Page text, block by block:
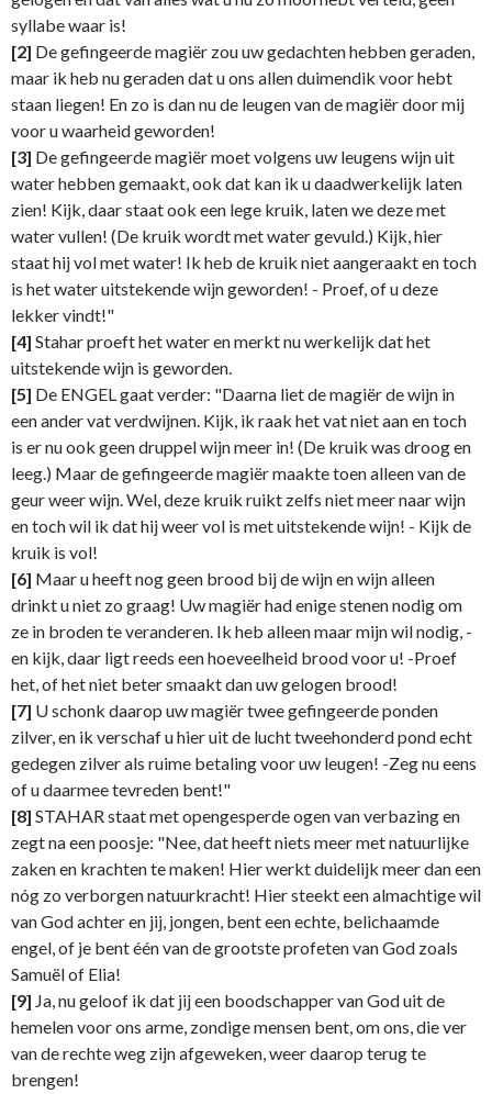
syllabe waar is!
[2] De gefingeerde magiër zou uw gedachten hebben geraden,
maar ik heb nu geraden dat u ons allen duimendik voor hebt
staan liegen! En zo is dan nu de leugen van de magiër door mij
voor u waarheid geworden!
[3] De gefingeerde magiër moet volgens uw leugens wijn uit
water hebben gemaakt, ook dat kan ik u daadwerkelijk laten
zien! Kijk, daar staat ook een lege kruik, laten we deze met
water vullen! (De kruik wordt met water gevuld.) Kijk, hier
staat hij vol met water! Ik heb de kruik niet aangeraakt en toch
is het water uitstekende wijn geworden! - Proef, of u deze
lekker vindt!"
[4] Stahar proeft het water en merkt nu werkelijk dat het
uitstekende wijn is geworden.
[5] De ENGEL gaat verder: "Daarna liet de magiër de wijn in
een ander vat verdwijnen. Kijk, ik raak het vat niet aan en toch
is er nu ook geen druppel wijn meer in! (De kruik was droog en
leeg.) Maar de gefingeerde magiër maakte toen alleen van de
geur weer wijn. Wel, deze kruik ruikt zelfs niet meer naar wijn
en toch wil ik dat hij weer vol is met uitstekende wijn! - Kijk de
kruik is vol!
[6] Maar u heeft nog geen brood bij de wijn en wijn alleen
drinkt u niet zo graag! Uw magiër had enige stenen nodig om
ze in broden te veranderen. Ik heb alleen maar mijn wil nodig, -
en kijk, daar ligt reeds een hoeveelheid brood voor u! -Proef
het, of het niet beter smaakt dan uw gelogen brood!
[7] U schonk daarop uw magiër twee gefingeerde ponden
zilver, en ik verschaf u hier uit de lucht tweehonderd pond echt
gedegen zilver als ruime betaling voor uw leugen! -Zeg nu eens
of u daarmee tevreden bent!"
[8] STAHAR staat met opengesperde ogen van verbazing en
zegt na een poosje: "Nee, dat heeft niets meer met natuurlijke
zaken en krachten te maken! Hier werkt duidelijk meer dan een
nóg zo verborgen natuurkracht! Hier steekt een almachtige wil
van God achter en jij, jongen, bent een echte, belichaamde
engel, of je bent één van de grootste profeten van God zoals
Samuël of Elia!
[9] Ja, nu geloof ik dat jij een boodschapper van God uit de
hemelen voor ons arme, zondige mensen bent, om ons, die ver
van de rechte weg zijn afgeweken, weer daarop terug te
brengen!